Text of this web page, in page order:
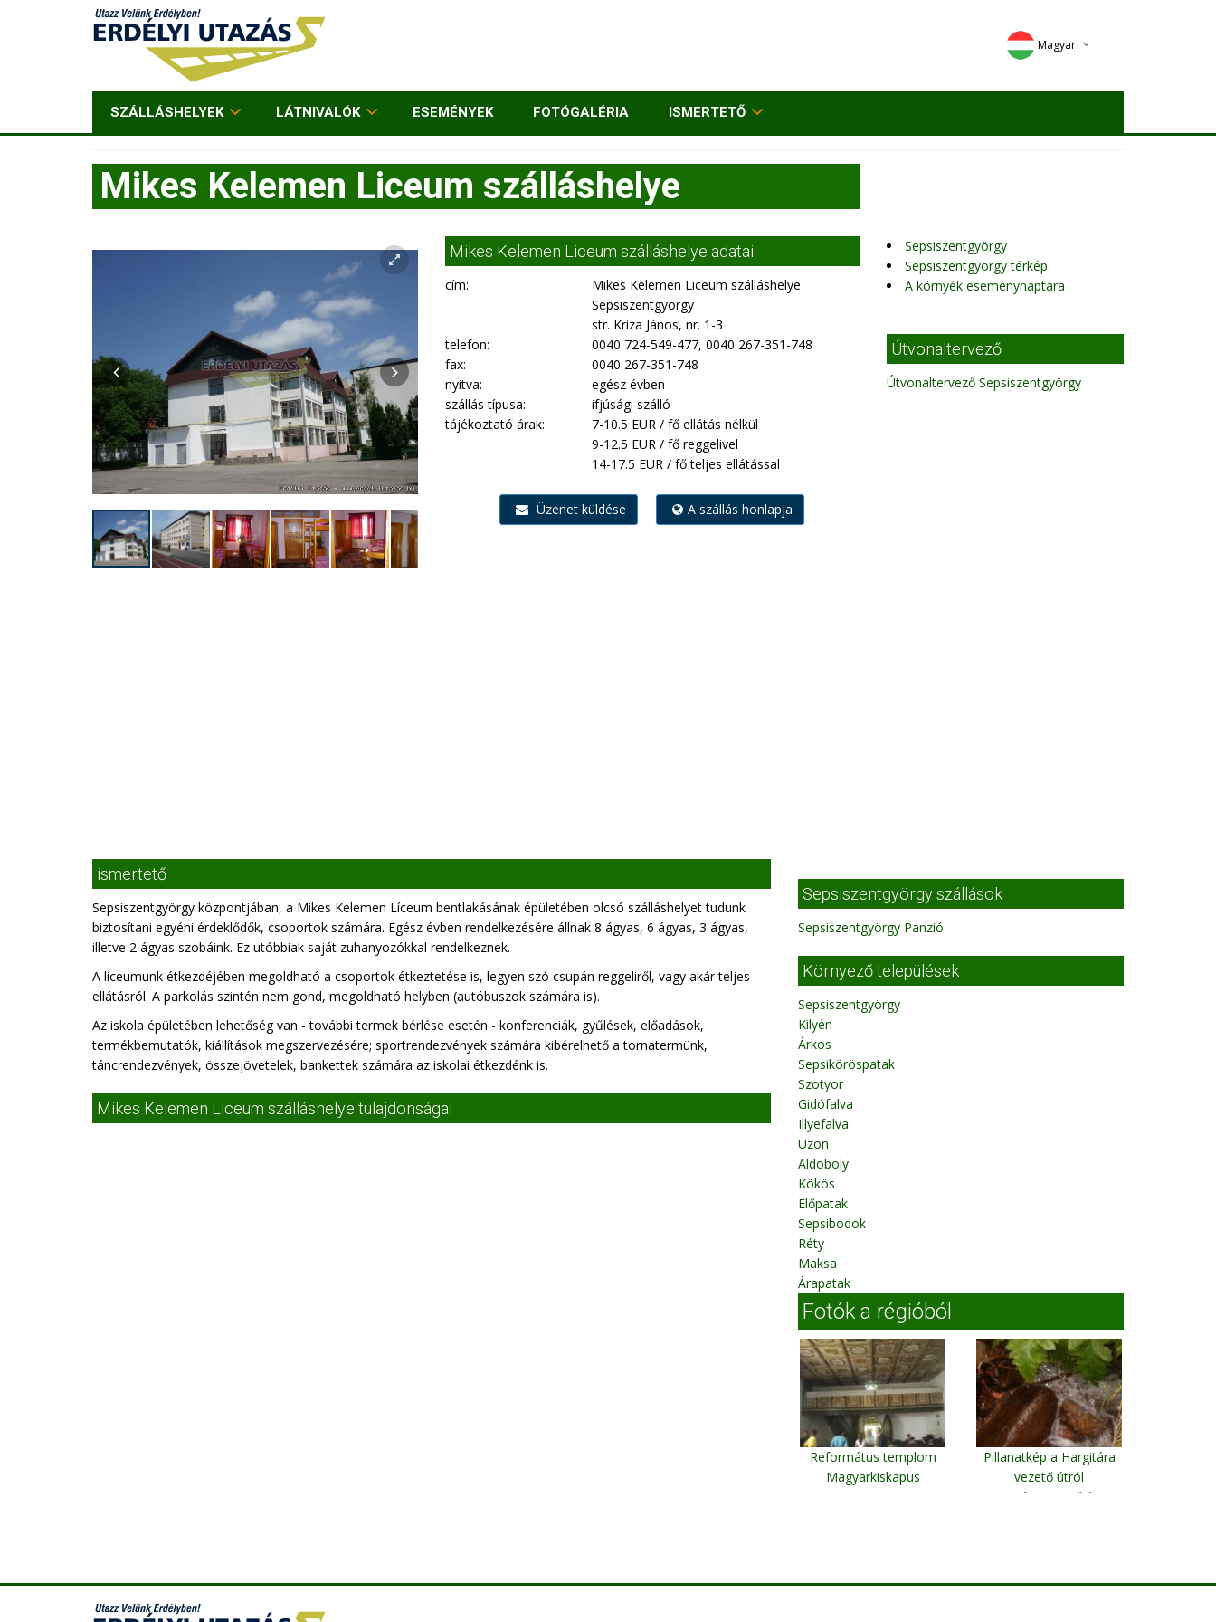
Magyar
Deutsch
SZÁLLÁSHELYEK LÁTNIVALÓK ESEMÉNYEK FOTÓGALÉRIA ISMERTETŐ
Mikes Kelemen Liceum szálláshelye
Mikes Kelemen Liceum szálláshelye adatai:
cím:
Mikes Kelemen Liceum szálláshelye
Sepsiszentgyörgy
str. Kriza János, nr. 1-3
telefon:
0040 724-549-477, 0040 267-351-748
fax:
0040 267-351-748
nyitva:
egész évben
szállás típusa:
ifjúsági szálló
tájékoztató árak:
7-10.5 EUR / fő ellátás nélkül
9-12.5 EUR / fő reggelivel
14-17.5 EUR / fő teljes ellátással
Üzenet küldése A szállás honlapja
Sepsiszentgyörgy
Sepsiszentgyörgy térkép
A környék eseménynaptára
Útvonaltervező
Útvonaltervező Sepsiszentgyörgy
ismertető
Sepsiszentgyörgy központjában, a Mikes Kelemen Líceum bentlakásának épületében olcsó szálláshelyet tudunk
biztosítani egyéni érdeklődők, csoportok számára. Egész évben rendelkezésére állnak 8 ágyas, 6 ágyas, 3 ágyas,
illetve 2 ágyas szobáink. Ez utóbbiak saját zuhanyozókkal rendelkeznek.
A líceumunk étkezdéjében megoldható a csoportok étkeztetése is, legyen szó csupán reggeliről, vagy akár teljes
ellátásról. A parkolás szintén nem gond, megoldható helyben (autóbuszok számára is).
Az iskola épületében lehetőség van - további termek bérlése esetén - konferenciák, gyűlések, előadások,
termékbemutatók, kiállítások megszervezésére; sportrendezvények számára kibérelhető a tornatermünk,
táncrendezvények, összejövetelek, bankettek számára az iskolai étkezdénk is.
Mikes Kelemen Liceum szálláshelye tulajdonságai
Sepsiszentgyörgy szállások
Sepsiszentgyörgy Panzió
Környező települések
Sepsiszentgyörgy
Kilyén
Árkos
Sepsiköröspatak
Szotyor
Gidófalva
Illyefalva
Uzon
Aldoboly
Kökös
Előpatak
Sepsibodok
Réty
Maksa
Árapatak
Fotók a régióból
Református templom
Magyarkiskapus
Pillanatkép a Hargitára
vezető útról
Hargitára vezető úton